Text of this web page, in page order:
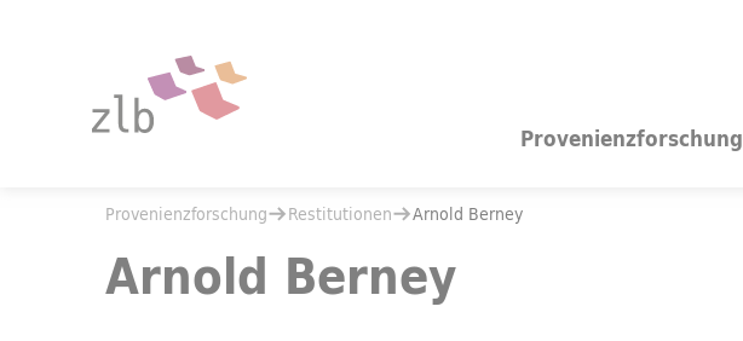
Provenienzforschung
Arnold BerneySie befinden sich hier:
Provenienzforschung Restitutionen Arnold Berney
Arnold Berney